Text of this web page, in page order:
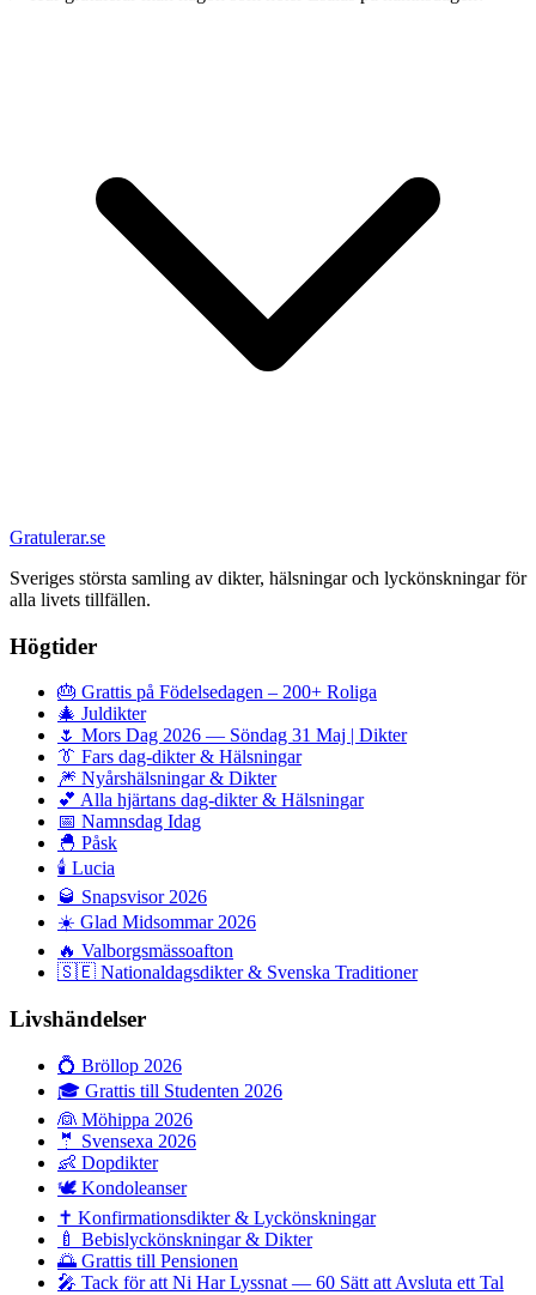
Gratulerar.se
Sveriges största samling av dikter, hälsningar och lyckönskningar för
alla livets tillfällen.
Högtider
🎂 Grattis på Födelsedagen – 200+ Roliga
🎄 Juldikter
🌷 Mors Dag 2026 — Söndag 31 Maj | Dikter
👔 Fars dag-dikter & Hälsningar
🎆 Nyårshälsningar & Dikter
💕 Alla hjärtans dag-dikter & Hälsningar
📅 Namnsdag Idag
🐣 Påsk
🕯️ Lucia
🥃 Snapsvisor 2026
☀️ Glad Midsommar 2026
🔥 Valborgsmässoafton
🇸🇪 Nationaldagsdikter & Svenska Traditioner
Livshändelser
💍 Bröllop 2026
🎓 Grattis till Studenten 2026
👰 Möhippa 2026
🤵 Svensexa 2026
👶 Dopdikter
🕊️ Kondoleanser
✝️ Konfirmationsdikter & Lyckönskningar
🍼 Bebislyckönskningar & Dikter
🌅 Grattis till Pensionen
🎤 Tack för att Ni Har Lyssnat — 60 Sätt att Avsluta ett Tal